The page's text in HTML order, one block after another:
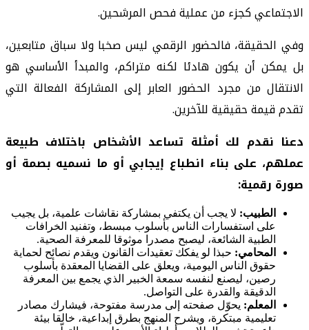
الاجتماعي كجزء من عملية فحص المرشحين.
وفي الحقيقة، فالحضور الرقمي ليس صخبا ولا سباق متابعين،
بل يمكن أن يكون هادئا لكنه متراكم، والمبدأ الأساسي هو
الانتقال من مجرد الحضور العابر إلى المشاركة الفعالة التي
تقدم قيمة حقيقية للآخرين.
دعنا نقدم لك أمثلة تساعد الأشخاص باختلاف طبيعة
عملهم، على بناء انطباع إيجابي أو ما نسميه بصمة أو
صورة رقمية:
الطبيب: لا يجب أن يكتفي بمشاركة نقاشات علمية، بل يجيب
على استفسارات الناس بأسلوب مبسط، وتفنيد الخرافات
الطبية الشائعة، ليصبح مصدرا موثوقا للمعرفة الصحية.
المحامي: حبذا لو يفكك تعقيدات القانون ويقدم نصائح لحماية
حقوق الناس اليومية، ويعلق على القضايا المعقدة بأسلوب
رصين، ليصنع لنفسه سمعة الخبير الذي يجمع بين المعرفة
الدقيقة والقدرة على التواصل.
المعلم: يحوّل صفحته إلى مدرسة مفتوحة، فيشارك مصادر
تعليمية مبتكرة، ويشرح المنهج بطرق إبداعية، خالقا بيئة